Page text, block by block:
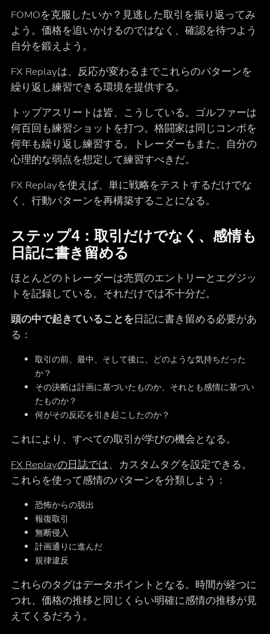
FOMOを克服したいか？見逃した取引を振り返ってみ
よう。価格を追いかけるのではなく、確認を待つよう
自分を鍛えよう。
FX Replayは、反応が変わるまでこれらのパターンを
繰り返し練習できる環境を提供する。
トップアスリートは皆、こうしている。ゴルファーは
何百回も練習ショットを打つ。格闘家は同じコンボを
何年も繰り返し練習する。トレーダーもまた、自分の
心理的な弱点を想定して練習すべきだ。
FX Replayを使えば、単に戦略をテストするだけでな
く、行動パターンを再構築することになる。
ステップ4：取引だけでなく、感情も
日記に書き留める
ほとんどのトレーダーは売買のエントリーとエグジッ
トを記録している。それだけでは不十分だ。
頭の中で起きていることを日記に書き留める必要があ
る：
取引の前、最中、そして後に、どのような気持ちだった
か？
その決断は計画に基づいたものか、それとも感情に基づい
たものか？
何がその反応を引き起こしたのか？
これにより、すべての取引が学びの機会となる。
FX Replayの日誌では、カスタムタグを設定できる。
これらを使って感情のパターンを分類しよう：
恐怖からの脱出
報復取引
無断侵入
計画通りに進んだ
規律違反
これらのタグはデータポイントとなる。時間が経つに
つれ、価格の推移と同じくらい明確に感情の推移が見
えてくるだろう。